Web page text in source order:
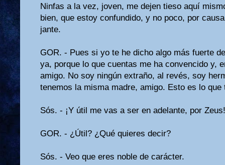
Ninfas a la vez, joven, me dejen tieso aquí
bien, que estoy confundido, y no poco, por
jante.
GOR. - Pues si yo te he dicho algo más fuerte
ya, porque lo que cuentas me ha convencido y,
amigo. No soy ningún extraño, al revés, soy
tenemos la misma madre, amigo. Esto es lo que
Sós. - ¡Y útil me vas a ser en adelante, por Zeus!
GOR. - ¿Útil? ¿Qué quieres decir?
Sós. - Veo que eres noble de carácter.